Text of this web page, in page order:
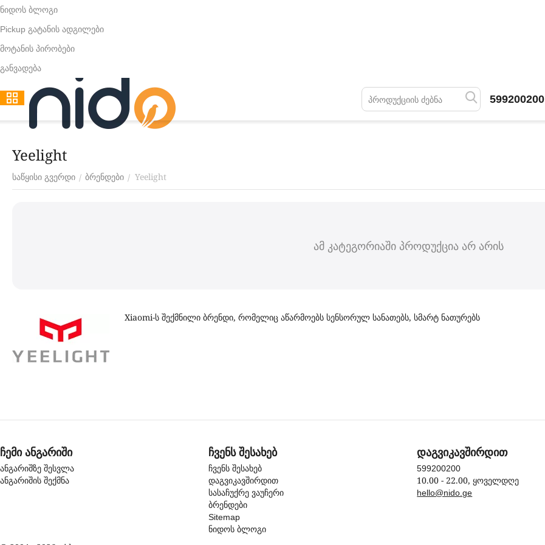
ნიდოს ბლოგი
Pickup გატანის ადგილები
მოტანის პირობები
განვადება
599200200
Yeelight
საწყისი გვერდი / ბრენდები / Yeelight
Xiaomi-ს შექმნილი ბრენდი, რომელიც აწარმოებს სენსორულ სანათებს, სმარტ ნათურებს
ამ კატეგორიაში პროდუქცია არ არის
ჩემი ანგარიში
ანგარიშზე შესვლა
ანგარიშის შექმნა
ჩვენს შესახებ
ჩვენს შესახებ
დაგვიკავშირდით
სასაჩუქრე ვაუჩერი
ბრენდები
Sitemap
ნიდოს ბლოგი
დაგვიკავშირდით
599200200
10.00 - 22.00, ყოველდღე
hello@nido.ge